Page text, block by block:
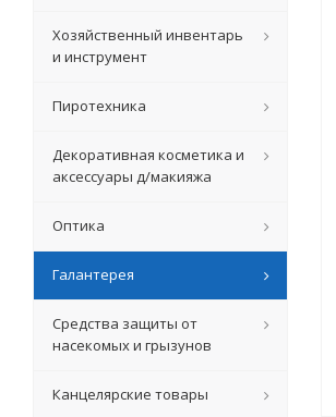
Хозяйственный инвентарь
и инструмент
Пиротехника
Декоративная косметика и
аксессуары д/макияжа
Оптика
Галантерея
Средства защиты от
насекомых и грызунов
Канцелярские товары